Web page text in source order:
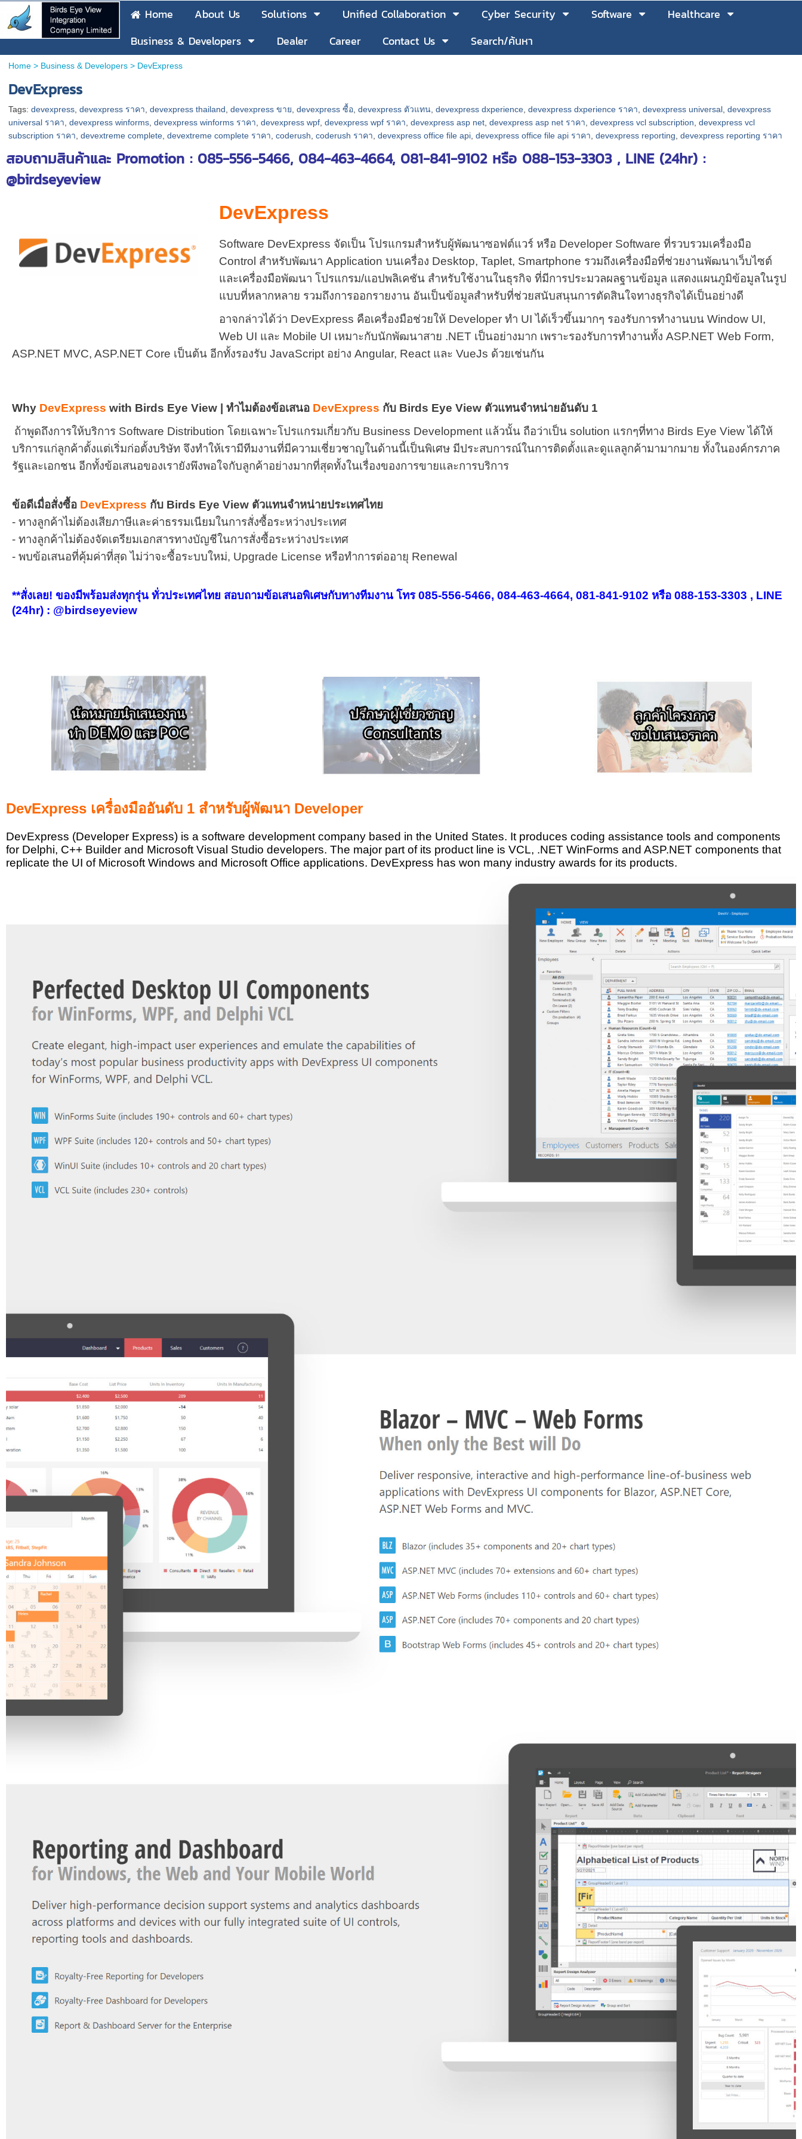
Home About Us Solutions Unified Collaboration Cyber Security Software
Healthcare
Business & Developers
Dealer Career Contact Us Search/ค้นหา
Home> Business & Developers> DevExpress
DevExpress
Tags: devexpress devexpress ราคา devexpress thailand devexpress ขาย devexpress ซื้อ devexpress ตัวแทน devexpress dxperience devexpress dxperience ราคา devexpress universal devexpress
universal ราคา devexpress winforms devexpress winforms ราคา devexpress wpf devexpress wpf ราคา devexpress asp net devexpress asp net ราคา devexpress vcl subscription devexpress vcl
subscription ราคา devextreme complete devextreme complete ราคา coderush coderush ราคา devexpress office file api devexpress office file api ราคา devexpress reporting devexpress reporting ราคา
สอบถามสินค้าและ Promotion : 085-556-5466, 084-463-4664, 081-841-9102 หรือ 088-153-3303 , LINE (24hr) :
@birdseyeview
DevExpress
Software DevExpress จัดเป็น โปรแกรมสำหรับผู้พัฒนาซอฟต์แวร์ หรือ Developer Software ที่รวบรวมเครื่องมือ
Control สำหรับพัฒนา Application บนเครื่อง Desktop, Taplet, Smartphone รวมถึงเครื่องมือที่ช่วยงานพัฒนาเว็บไซต์
และเครื่องมือพัฒนา โปรแกรม/แอปพลิเคชัน สำหรับใช้งานในธุรกิจ ที่มีการประมวลผลฐานข้อมูล แสดงแผนภูมิข้อมูลในรูป
แบบที่หลากหลาย รวมถึงการออกรายงาน อันเป็นข้อมูลสำหรับที่ช่วยสนับสนุนการตัดสินใจทางธุรกิจได้เป็นอย่างดี
อาจกล่าวได้ว่า DevExpress คือเครื่องมือช่วยให้ Developer ทำ UI ได้เร็วขึ้นมากๆ รองรับการทำงานบน Window UI,
Web UI และ Mobile UI เหมาะกับนักพัฒนาสาย .NET เป็นอย่างมาก เพราะรองรับการทำงานทั้ง ASP.NET Web Form,
ASP.NET MVC, ASP.NET Core เป็นต้น อีกทั้งรองรับ JavaScript อย่าง Angular, React และ VueJs ด้วยเช่นกัน
Why DevExpress with Birds Eye View | ทำไมต้องข้อเสนอ DevExpress กับ Birds Eye View ตัวแทนจำหน่ายอันดับ 1
ถ้าพูดถึงการให้บริการ Software Distribution โดยเฉพาะโปรแกรมเกี่ยวกับ Business Development แล้วนั้น ถือว่าเป็น solution แรกๆที่ทาง Birds Eye View ได้ให้
บริการแก่ลูกค้าตั้งแต่เริ่มก่อตั้งบริษัท จึงทำให้เรามีทีมงานที่มีความเชี่ยวชาญในด้านนี้เป็นพิเศษ มีประสบการณ์ในการติดตั้งและดูแลลูกค้ามามากมาย ทั้งในองค์กรภาค
รัฐและเอกชน อีกทั้งข้อเสนอของเรายังพึงพอใจกับลูกค้าอย่างมากที่สุดทั้งในเรื่องของการขายและการบริการ
ข้อดีเมื่อสั่งซื้อ DevExpress กับ Birds Eye View ตัวแทนจำหน่ายประเทศไทย
- ทางลูกค้าไม่ต้องเสียภาษีและค่าธรรมเนียมในการสั่งซื้อระหว่างประเทศ
- ทางลูกค้าไม่ต้องจัดเตรียมเอกสารทางบัญชีในการสั่งซื้อระหว่างประเทศ
- พบข้อเสนอที่คุ้มค่าที่สุด ไม่ว่าจะซื้อระบบใหม่, Upgrade License หรือทำการต่ออายุ Renewal
**สั่งเลย! ของมีพร้อมส่งทุกรุ่น ทั่วประเทศไทย สอบถามข้อเสนอพิเศษกับทางทีมงาน โทร 085-556-5466, 084-463-4664, 081-841-9102 หรือ 088-153-3303 , LINE
(24hr) : @birdseyeview
DevExpress เครื่องมืออันดับ 1 สำหรับผู้พัฒนา Developer
DevExpress (Developer Express) is a software development company based in the United States. It produces coding assistance tools and components
for Delphi, C++ Builder and Microsoft Visual Studio developers. The major part of its product line is VCL, .NET WinForms and ASP.NET components that
replicate the UI of Microsoft Windows and Microsoft Office applications. DevExpress has won many industry awards for its products.